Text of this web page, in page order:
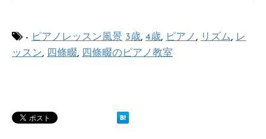
- ピアノレッスン風景 3歳, 4歳, ピアノ , リズム, レ
ッスン, 四條畷, 四條畷のピアノ教室